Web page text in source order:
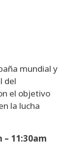
mundial y
del
el objetivo
la lucha
– 11:30am